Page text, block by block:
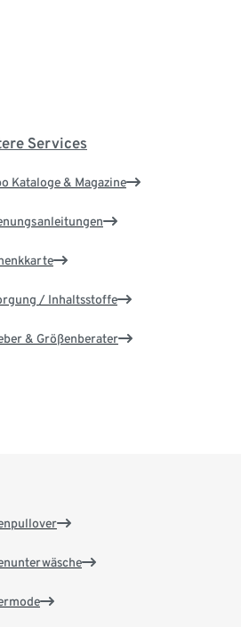
Services
Kataloge & Magazine
/ Inhaltsstoffe
& Größenberater